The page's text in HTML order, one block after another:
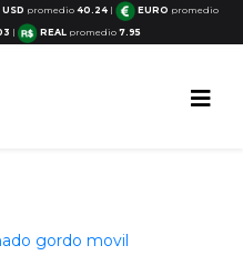
USD promedio40.24 | EURO promedio
| REALpromedio 7.95